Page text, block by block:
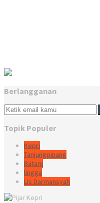
Berlangganan
Topik Populer
Kepri
Tanjungpinang
Batam
lingga
Lis Darmansyah